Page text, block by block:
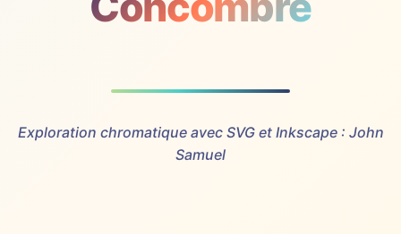
Exploration chromatique avec SVG et Inkscape : John
Samuel